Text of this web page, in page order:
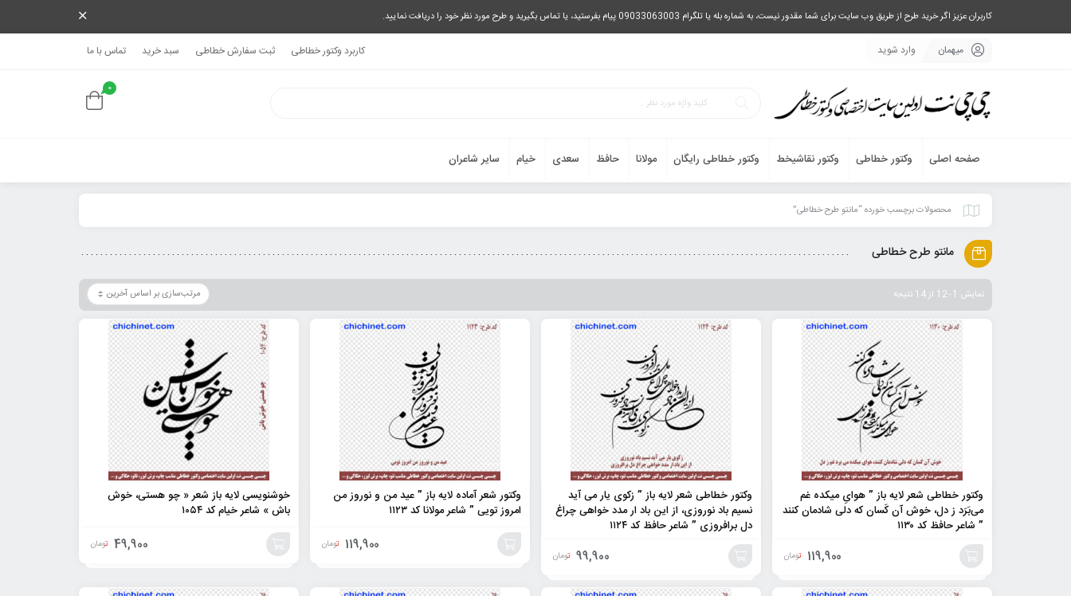
کاربران عزیز اگر خرید طرح از طریق وب سایت برای شما مقدور نیست، به شماره بله یا تلگرام 09033063003 پیام بفرستید، یا تماس بگیرید و طرح مورد نظر خود را دریافت نمایید.
میهمان وارد شوید کاربرد وکتور خطاطی ثبت سفارش خطاطی سبد خرید تماس با ما
0
صفحه اصلی وکتور خطاطی وکتور نقاشیخط وکتور خطاطی رایگان مولانا حافظ سعدی خیام سایر شاعران
محصولات برچسب خورده “مانتو طرح خطاطی”
مانتو طرح خطاطی
نمایش 1–12 از 14 نتیجه
وکتور خطاطی شعر لایه باز ” هوایِ میکده غم
می‌بَرَد ز دل، خوش آن کَسان که دلی شادمان کنند
” شاعر حافظ کد ۱۱۳۰
119,900 تومان
افزودن
وکتور خطاطی شعر لایه باز ” زکوی یار می آید
نسیم باد نوروزی، از این باد ار مدد خواهی چراغ
دل برافروزی ” شاعر حافظ کد ۱۱۲۴
99,900 تومان
افزودن
وکتور شعر آماده لایه باز ” عید من و نوروز من
امروز تویی ” شاعر مولانا کد ۱۱۲۳
119,900 تومان
خوشنویسی لایه باز شعر « چو هستی، خوش
باش » شاعر خیام کد ۱۰۵۴
49,900 تومان